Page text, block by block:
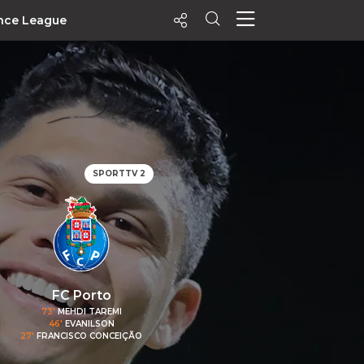
League
Filtrar
PALPITES
Agenda
Vídeos
Notícias
Playlists
MatchStories
SPORTTV 2
FC Porto
73' MEHDI TAREMI
46' EVANILSON
27' FRANCISCO CONCEIÇÃO